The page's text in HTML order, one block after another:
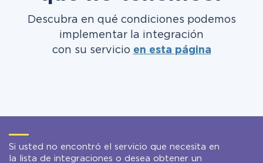
Descubra en qué condiciones podemos
implementar la integración
con su servicio en esta página
Si usted no encontró el servicio que necesita en
la lista de integraciones o desea obtener un